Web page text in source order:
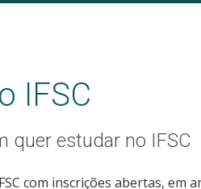
IFSC
quer estudar no IFSC
com inscrições abertas, em